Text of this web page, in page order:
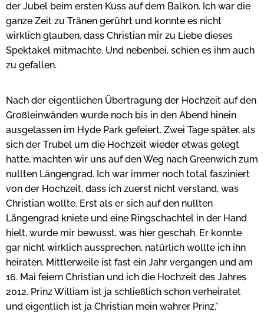
der Jubel beim ersten Kuss auf dem Balkon. Ich war die
ganze Zeit zu Tränen gerührt und konnte es nicht
wirklich glauben, dass Christian mir zu Liebe dieses
Spektakel mitmachte. Und nebenbei, schien es ihm auch
zu gefallen.
Nach der eigentlichen Übertragung der Hochzeit auf den
Großleinwänden wurde noch bis in den Abend hinein
ausgelassen im Hyde Park gefeiert. Zwei Tage später, als
sich der Trubel um die Hochzeit wieder etwas gelegt
hatte, machten wir uns auf den Weg nach Greenwich zum
nullten Längengrad. Ich war immer noch total fasziniert
von der Hochzeit, dass ich zuerst nicht verstand, was
Christian wollte. Erst als er sich auf den nullten
Längengrad kniete und eine Ringschachtel in der Hand
hielt, wurde mir bewusst, was hier geschah. Er konnte
gar nicht wirklich aussprechen, natürlich wollte ich ihn
heiraten. Mittlerweile ist fast ein Jahr vergangen und am
16. Mai feiern Christian und ich die Hochzeit des Jahres
2012. Prinz William ist ja schließlich schon verheiratet
und eigentlich ist ja Christian mein wahrer Prinz."